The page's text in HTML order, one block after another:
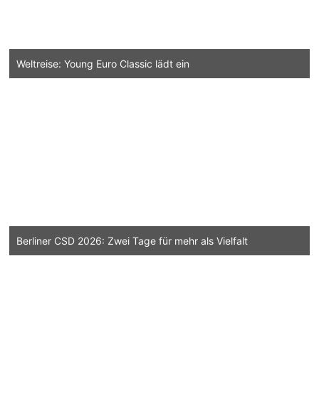
Weltreise: Young Euro Classic lädt ein
Berliner CSD 2026: Zwei Tage für mehr als Vielfalt